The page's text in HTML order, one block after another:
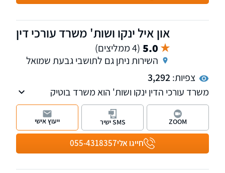
און איל ינקו ושות' משרד עורכי דין
5.0 (4 ממליצים)
השירות ניתן גם לתושבי גבעת שמואל
צפיות:3,292
משרד עורכי הדין ינקו ושות' הוא משרד בוטיק
העוסק בנדל"ן ומקרקעין, התחדשות עירונית
(תמ"א 38 ופינוי-בינוי) בדגש על ייצוג בעלי דירות,
ליטיגציה נדל"נית, וכן סכסוכי ירושה, צוואה
ואפוטרופסות. המשרד מעניק מעטפת משפטית
מקיפה ומותאמת אישית, תוך ליווי מסור וביטחון
חייגו אלי055-4318357
ZOOM SMS ישיר ייעוץ אישי